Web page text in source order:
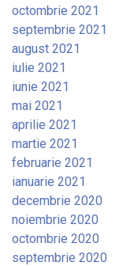
octombrie 2021
septembrie 2021
august 2021
iulie 2021
iunie 2021
mai 2021
aprilie 2021
martie 2021
februarie 2021
ianuarie 2021
decembrie 2020
noiembrie 2020
octombrie 2020
septembrie 2020